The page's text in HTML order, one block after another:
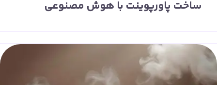
ساخت پاورپوینت با هوش مصنوعی